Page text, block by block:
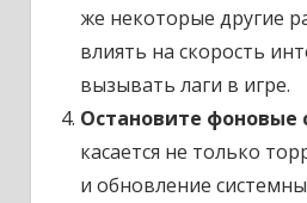
же некоторые другие
влиять на скорость
вызывать лаги в игре.
Остановите фоновые
касается не только
и обновление